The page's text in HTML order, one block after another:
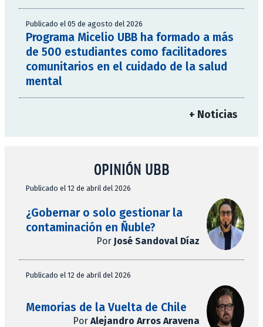
Publicado el 05 de agosto del 2026
Programa Micelio UBB ha formado a más
de 500 estudiantes como facilitadores
comunitarios en el cuidado de la salud
mental
+ Noticias
OPINIÓN UBB
Publicado el 12 de abril del 2026
¿Gobernar o solo gestionar la
contaminación en Ñuble?
Por José Sandoval Díaz
Publicado el 12 de abril del 2026
Memorias de la Vuelta de Chile
Por Alejandro Arros Aravena